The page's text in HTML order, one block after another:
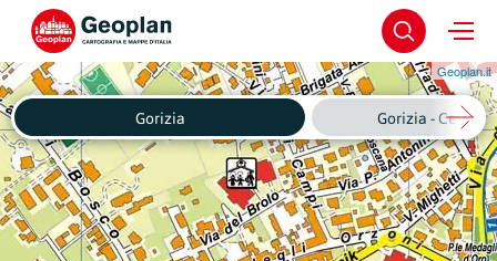
Geoplan.it
Gorizia Gorizia - Centro